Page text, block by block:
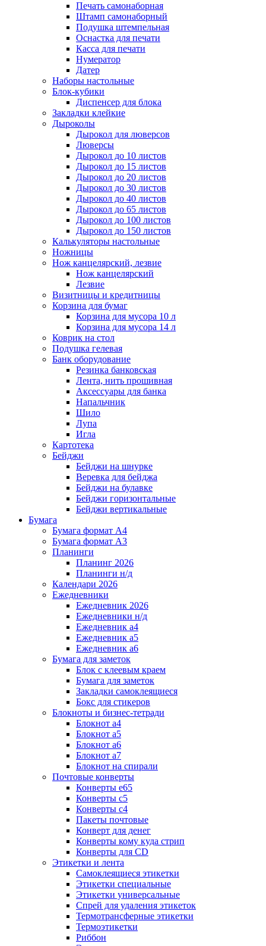
Печать самонаборная
Штамп самонаборный
Подушка штемпельная
Оснастка для печати
Касса для печати
Нумератор
Датер
Наборы настольные
Блок-кубики
Диспенсер для блока
Закладки клейкие
Дыроколы
Дырокол для люверсов
Люверсы
Дырокол до 10 листов
Дырокол до 15 листов
Дырокол до 20 листов
Дырокол до 30 листов
Дырокол до 40 листов
Дырокол до 65 листов
Дырокол до 100 листов
Дырокол до 150 листов
Калькуляторы настольные
Ножницы
Нож канцелярский, лезвие
Нож канцелярский
Лезвие
Визитницы и кредитницы
Корзина для бумаг
Корзина для мусора 10 л
Корзина для мусора 14 л
Коврик на стол
Подушка гелевая
Банк оборудование
Резинка банковская
Лента, нить прошивная
Аксессуары для банка
Напальчник
Шило
Лупа
Игла
Картотека
Бейджи
Бейджи на шнурке
Веревка для бейджа
Бейджи на булавке
Бейджи горизонтальные
Бейджи вертикальные
Бумага
Бумага формат А4
Бумага формат А3
Планинги
Планинг 2026
Планинги н/д
Календари 2026
Ежедневники
Ежедневник 2026
Ежедневники н/д
Ежедневник а4
Ежедневник а5
Ежедневник а6
Бумага для заметок
Блок с клеевым краем
Бумага для заметок
Закладки самоклеящиеся
Бокс для стикеров
Блокноты и бизнес-тетради
Блокнот а4
Блокнот а5
Блокнот а6
Блокнот а7
Блокнот на спирали
Почтовые конверты
Конверты е65
Конверты с5
Конверты с4
Пакеты почтовые
Конверт для денег
Конверты кому куда стрип
Конверты для CD
Этикетки и лента
Самоклеящиеся этикетки
Этикетки специальные
Этикетки универсальные
Спрей для удаления этикеток
Термотрансферные этикетки
Термоэтикетки
Риббон